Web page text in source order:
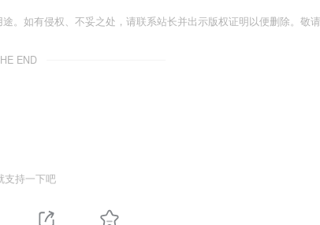
。如有侵权、不妥之处，请联系站长并出示版权证明以便删除。敬请
END
支持一下吧